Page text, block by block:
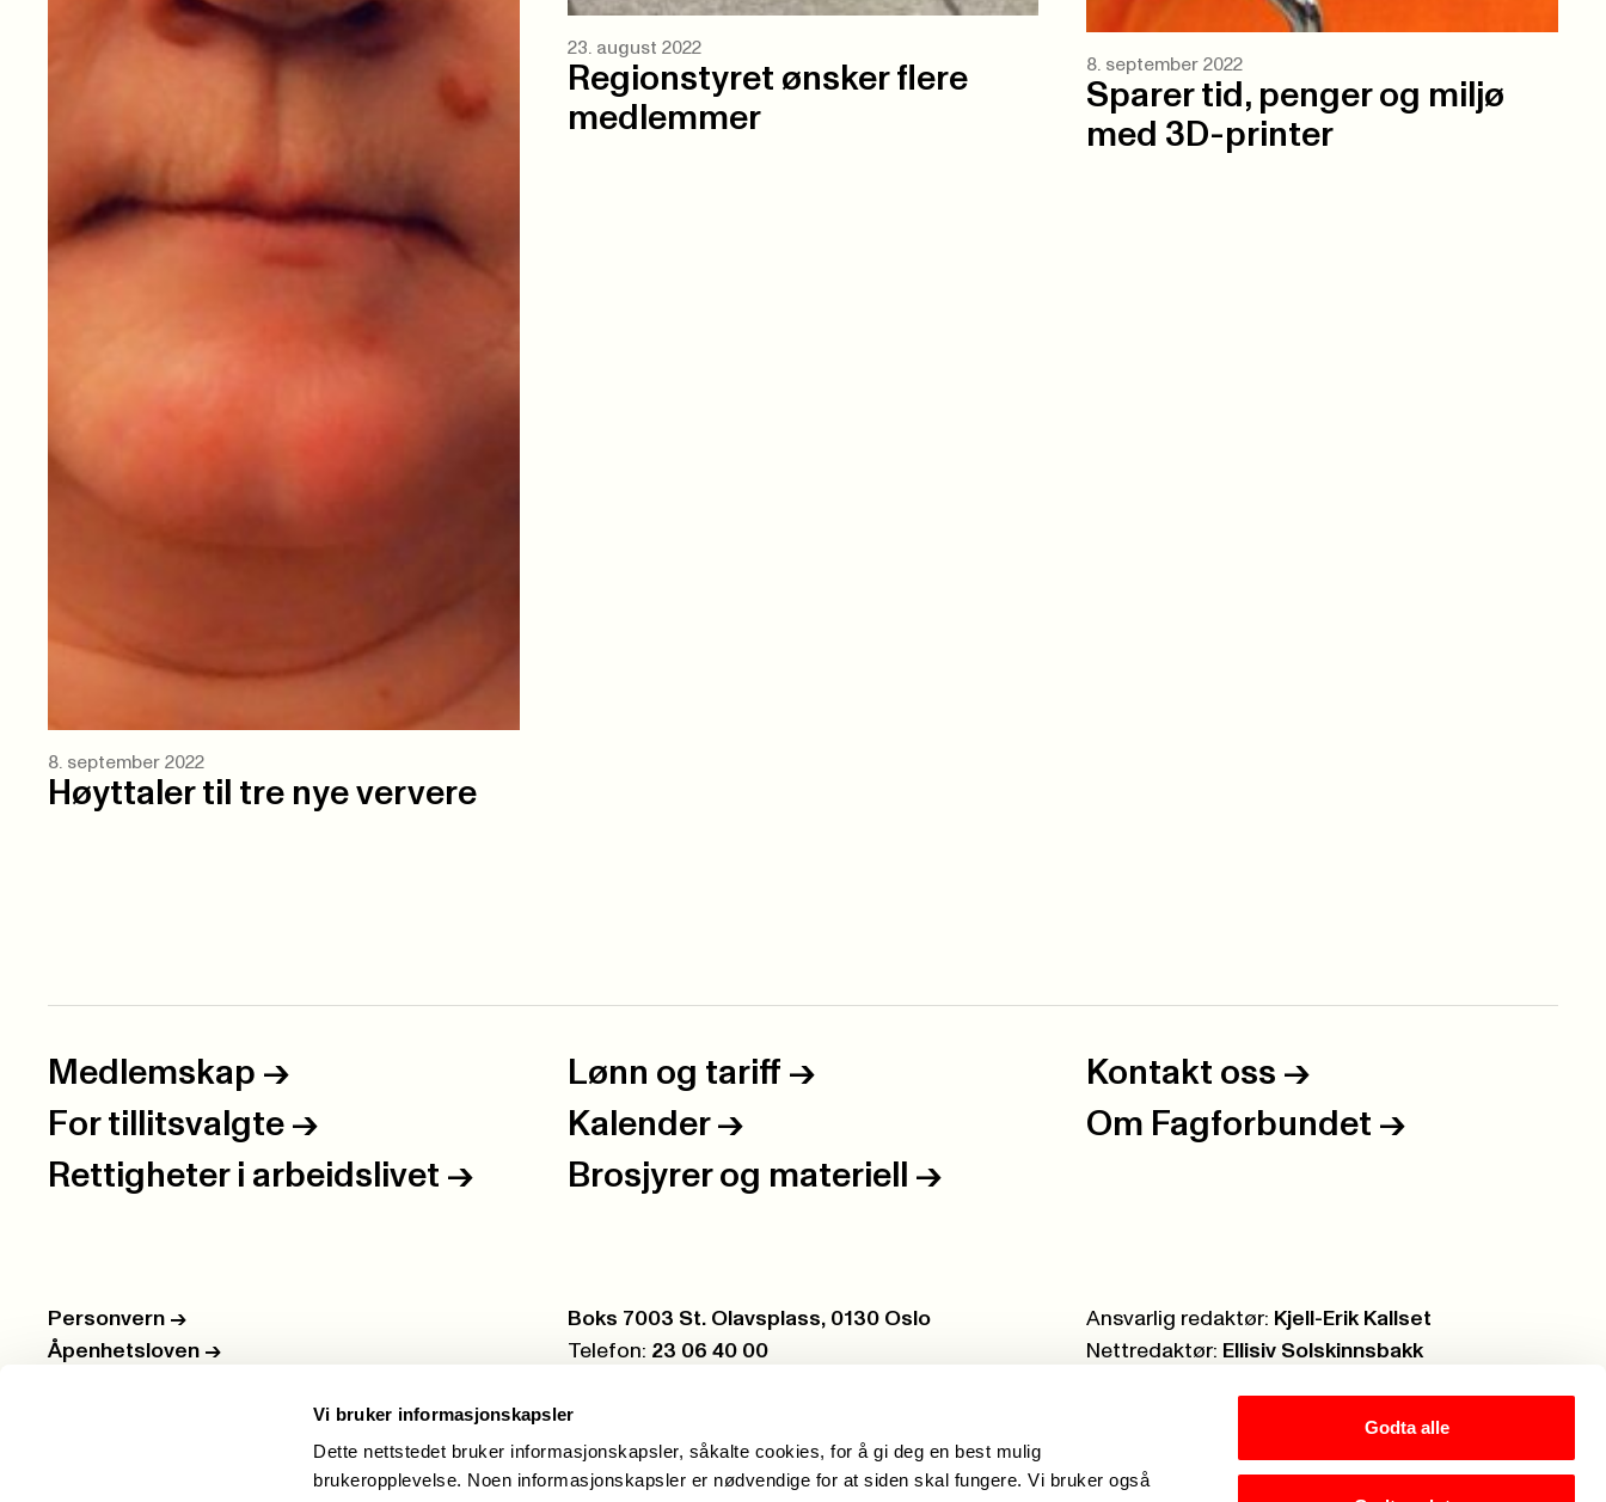
Vi bruker informasjonskapsler
Dette nettstedet bruker informasjonskapsler, såkalte cookies, for å gi deg en best mulig
brukeropplevelse. Noen informasjonskapsler er nødvendige for at siden skal fungere. Vi bruker også
Godta alle
8. september 2022
Høyttaler til tre nye ververe
23. august 2022
Regionstyret ønsker flere
medlemmer
8. september 2022
Sparer tid, penger og miljø
med 3D-printer
Medlemskap -> Lønn og tariff -> Kontakt oss ->
For tillitsvalgte -> Kalender -> Om Fagforbundet ->
Rettigheter i arbeidslivet -> Brosjyrer og materiell ->
Personvern ->
Åpenhetsloven ->
Postboks:
Boks 7003 St. Olavsplass, 0130 Oslo
Telefon: 23 06 40 00
Ansvarlig redaktør: Kjell-Erik Kallset
Nettredaktør: Ellisiv Solskinnsbakk